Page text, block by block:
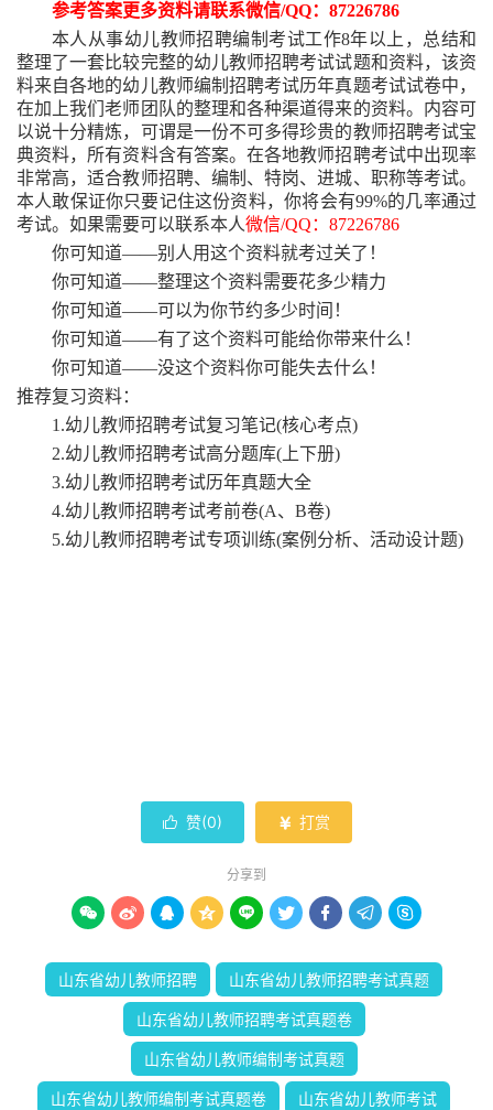
参考答案更多资料请联系微信/QQ：87226786
本人从事幼儿教师招聘编制考试工作8年以上，总结和
整理了一套比较完整的幼儿教师招聘考试试题和资料，该资
料来自各地的幼儿教师编制招聘考试历年真题考试试卷中，
在加上我们老师团队的整理和各种渠道得来的资料。内容可
以说十分精炼，可谓是一份不可多得珍贵的教师招聘考试宝
典资料，所有资料含有答案。在各地教师招聘考试中出现率
非常高，适合教师招聘、编制、特岗、进城、职称等考试。
本人敢保证你只要记住这份资料，你将会有99%的几率通过
考试。如果需要可以联系本人微信/QQ：87226786
你可知道——别人用这个资料就考过关了！
你可知道——整理这个资料需要花多少精力
你可知道——可以为你节约多少时间！
你可知道——有了这个资料可能给你带来什么！
你可知道——没这个资料你可能失去什么！
推荐复习资料：
1.幼儿教师招聘考试复习笔记(核心考点)
2.幼儿教师招聘考试高分题库(上下册)
3.幼儿教师招聘考试历年真题大全
4.幼儿教师招聘考试考前卷(A、B卷)
5.幼儿教师招聘考试专项训练(案例分析、活动设计题)
 赞(0)  打赏
分享到
        
山东省幼儿教师招聘 山东省幼儿教师招聘考试真题
山东省幼儿教师招聘考试真题卷
山东省幼儿教师编制考试真题
山东省幼儿教师编制考试真题卷 山东省幼儿教师考试